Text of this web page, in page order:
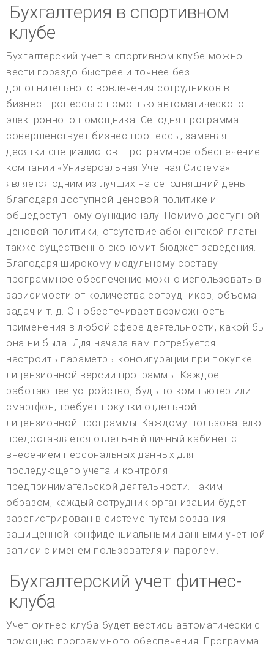
Бухгалтерия в спортивном
клубе
Бухгалтерский учет в спортивном клубе можно
вести гораздо быстрее и точнее без
дополнительного вовлечения сотрудников в
бизнес-процессы с помощью автоматического
электронного помощника. Сегодня программа
совершенствует бизнес-процессы, заменяя
десятки специалистов. Программное обеспечение
компании «Универсальная Учетная Система»
является одним из лучших на сегодняшний день
благодаря доступной ценовой политике и
общедоступному функционалу. Помимо доступной
ценовой политики, отсутствие абонентской платы
также существенно экономит бюджет заведения.
Благодаря широкому модульному составу
программное обеспечение можно использовать в
зависимости от количества сотрудников, объема
задач и т. д. Он обеспечивает возможность
применения в любой сфере деятельности, какой бы
она ни была. Для начала вам потребуется
настроить параметры конфигурации при покупке
лицензионной версии программы. Каждое
работающее устройство, будь то компьютер или
смартфон, требует покупки отдельной
лицензионной программы. Каждому пользователю
предоставляется отдельный личный кабинет с
внесением персональных данных для
последующего учета и контроля
предпринимательской деятельности. Таким
образом, каждый сотрудник организации будет
зарегистрирован в системе путем создания
защищенной конфиденциальными данными учетной
записи с именем пользователя и паролем.
Бухгалтерский учет фитнес-
клуба
Учет фитнес-клуба будет вестись автоматически с
помощью программного обеспечения. Программа